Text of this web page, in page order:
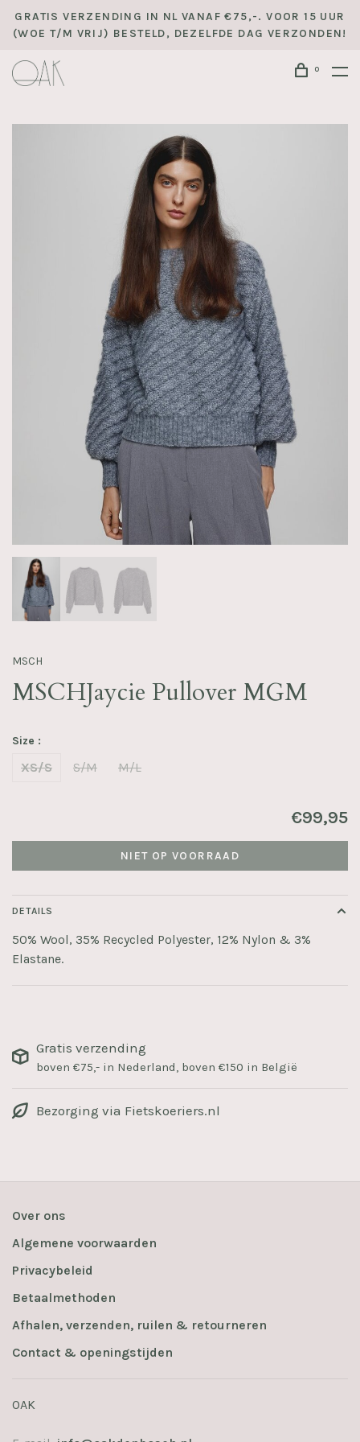
GRATIS VERZENDING IN NL VANAF €75,-. VOOR 15 UUR
(WOE T/M VRIJ) BESTELD, DEZELFDE DAG VERZONDEN!
0
MSCH
MSCHJaycie Pullover MGM
Size :
XS/S S/M M/L
€99,95
NIET OP VOORRAAD
DETAILS
50% Wool, 35% Recycled Polyester, 12% Nylon & 3%
Elastane.
Gratis verzending
boven €75,- in Nederland, boven €150 in België
Bezorging via Fietskoeriers.nl
Over ons
Algemene voorwaarden
Privacybeleid
Betaalmethoden
Afhalen, verzenden, ruilen & retourneren
Contact & openingstijden
OAK